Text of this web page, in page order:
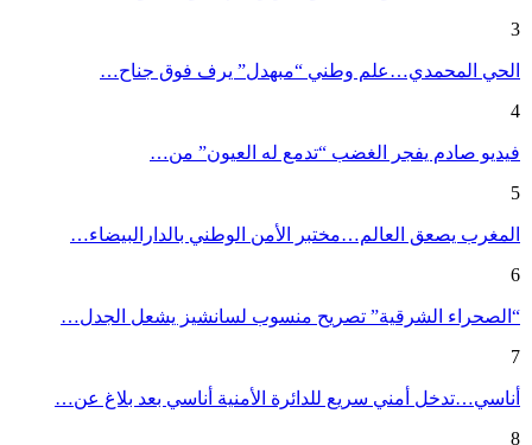
3
الحي المحمدي…علم وطني “مبهدل” يرف فوق جناح…
4
فيديو صادم يفجر الغضب “تدمع له العيون” من…
5
المغرب يصعق العالم…مختبر الأمن الوطني بالدارالبيضاء…
6
“الصحراء الشرقية” تصريح منسوب لسانشيز يشعل الجدل…
7
أناسي…تدخل أمني سريع للدائرة الأمنية أناسي بعد بلاغ عن…
8